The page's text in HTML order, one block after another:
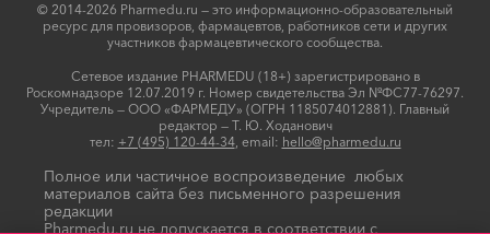
© 2014-2026 Pharmedu.ru — это информационно-образовательный
ресурс для провизоров, фармацевтов, работников сети и других
участников фармацевтического сообщества.
Сетевое издание PHARMEDU (18+) зарегистрировано в
Роскомнадзоре 12.07.2019 г. Номер свидетельства Эл №ФС77-76297.
Учредитель — ООО «ФАРМЕДУ» (ОГРН 1185074012881). Главный
редактор — Т. Ю. Ходанович
тел: +7 (495) 120-44-34, email: hello@pharmedu.ru
Полное или частичное воспроизведение любых
материалов сайта без письменного разрешения
редакции
Pharmedu.ru не допускается в соответствии с